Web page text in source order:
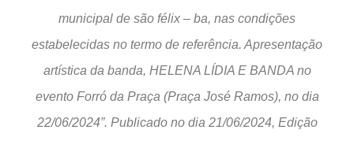
municipal de são félix – ba, nas condições
estabelecidas no termo de referência. Apresentação
artística da banda, HELENA LÍDIA E BANDA no
evento Forró da Praça (Praça José Ramos), no dia
22/06/2024”. Publicado no dia 21/06/2024, Edição